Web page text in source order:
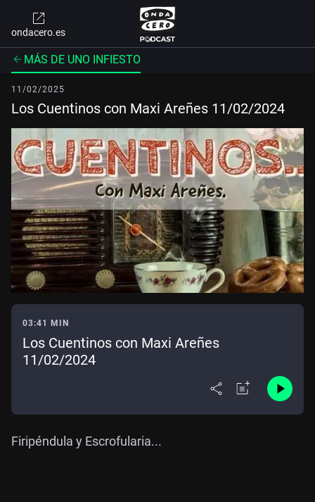
ondacero.es
MÁS DE UNO INFIESTO
11/02/2025
Los Cuentinos con Maxi Areñes 11/02/2024
03:41 MIN
Los Cuentinos con Maxi Areñes
11/02/2024
Firipéndula y Escrofularia...